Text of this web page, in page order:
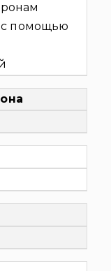
с помощью